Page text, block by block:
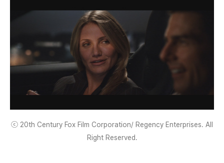
ⓒ 20th Century Fox Film Corporation/ Regency Enterprises. All
Right Reserved.